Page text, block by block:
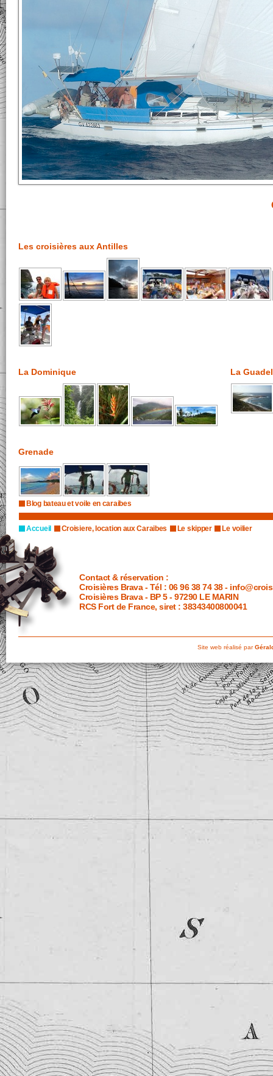
Les croisières aux Antilles
La Dominique La
Grenade
Blog bateau et voile en caraibes
Accueil Croisiere, location aux Caraibes Le skipper Le voilier
Contact & réservation :
Croisières Brava - Tél : 06 96 38 74 38 -
Croisières Brava - BP 5 - 97290 LE MARIN
RCS Fort de France, siret : 38343400800041
Site web réalisé par